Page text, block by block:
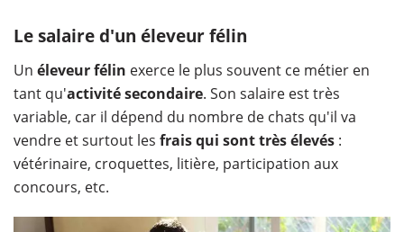
Le salaire d'un éleveur félin
Un éleveur félin exerce le plus souvent ce métier en
tant qu'activité secondaire. Son salaire est très
variable, car il dépend du nombre de chats qu'il va
vendre et surtout les frais qui sont très élevés :
vétérinaire, croquettes, litière, participation aux
concours, etc.